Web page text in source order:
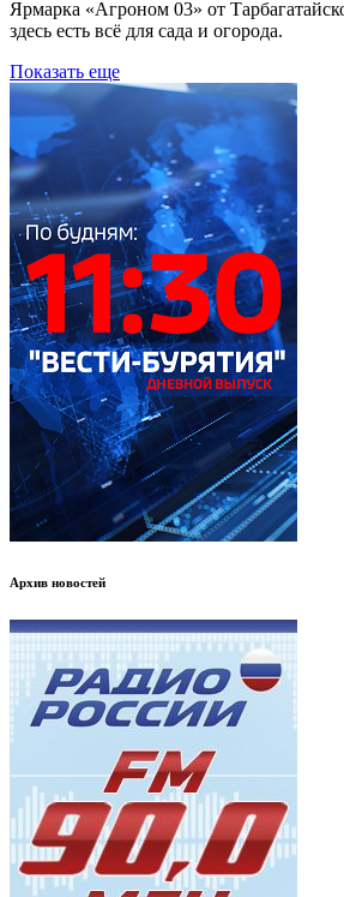
Ярмарка «Агроном 03» от
здесь есть всё для сада и огорода.
Показать еще
Архив новостей